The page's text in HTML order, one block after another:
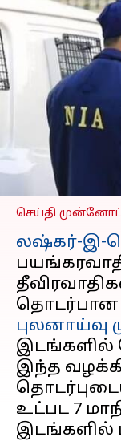
எழுதியவர் Sindhuja
செய்தி
லஷ்கர்-இ-
தொடர்பான
புலனாய்வு
இடங்களில்
இந்த
உட்பட 7
இடங்களில்